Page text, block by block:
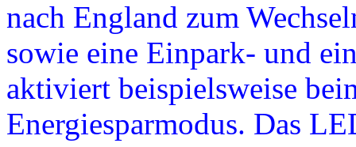
nach England zum
sowie eine Einpark- und
aktiviert beispielsweise
Energiesparmodus. Das